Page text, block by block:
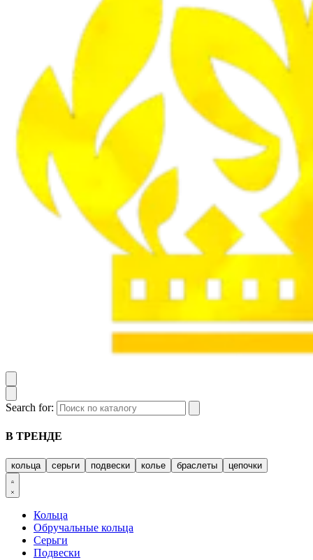
Search for:
В ТРЕНДЕ
кольца серьги подвески колье браслеты цепочки
Кольца
Обручальные кольца
Серьги
Подвески